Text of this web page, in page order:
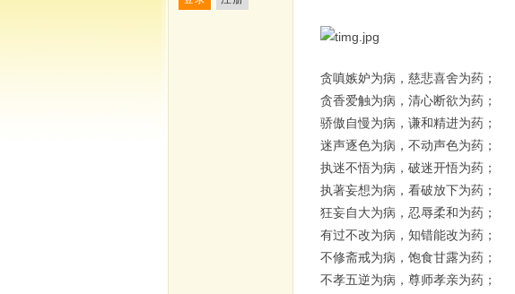
贪嗔嫉妒为病，慈悲喜舍为药；
贪香爱触为病，清心断欲为药；
骄傲自慢为病，谦和精进为药；
迷声逐色为病，不动声色为药；
执迷不悟为病，破迷开悟为药；
执著妄想为病，看破放下为药；
狂妄自大为病，忍辱柔和为药；
有过不改为病，知错能改为药；
不修斋戒为病，饱食甘露为药；
不孝五逆为病，尊师孝亲为药；